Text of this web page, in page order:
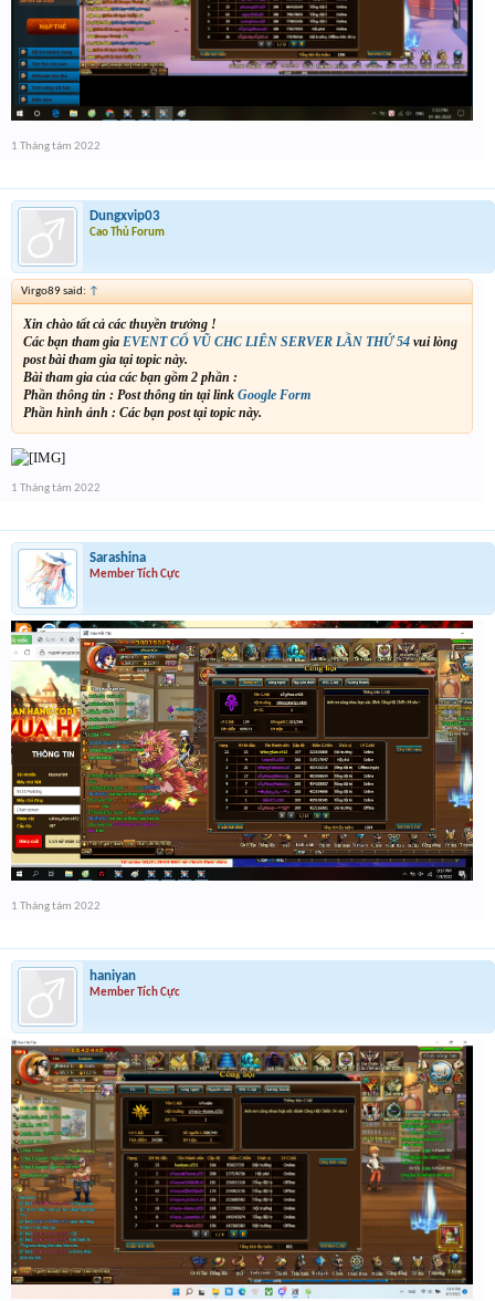
1 Tháng tám 2022
Dungxvip03
Cao Thủ Forum
Virgo89 said: ↑
Xin chào tất cả các thuyền trưởng !
Các bạn tham gia EVENT CỔ VŨ CHC LIÊN SERVER LẦN THỨ 54 vui lòng
post bài tham gia tại topic này.
Bài tham gia của các bạn gồm 2 phần :
Phần thông tin : Post thông tin tại link Google Form
Phần hình ảnh : Các bạn post tại topic này.
1 Tháng tám 2022
Sarashina
Member Tích Cực
1 Tháng tám 2022
haniyan
Member Tích Cực